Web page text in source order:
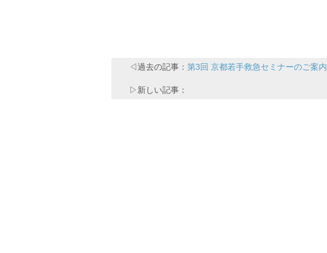
◁過去の記事： 第3回 京都若手救急セミナーのご案内
▷新しい記事：